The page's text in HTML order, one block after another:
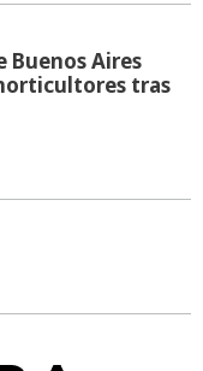
Buenos Aires
tras